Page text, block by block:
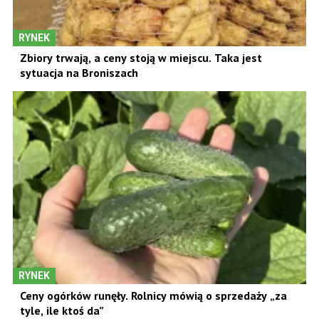
RYNEK
Zbiory trwają, a ceny stoją w miejscu. Taka jest
sytuacja na Broniszach
RYNEK
Ceny ogórków runęły. Rolnicy mówią o sprzedaży „za
tyle, ile ktoś da”